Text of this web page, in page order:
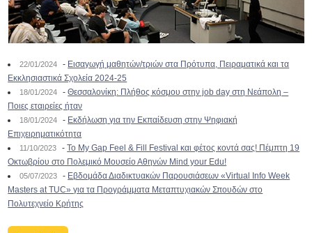
22/01/2024 - Εισαγωγή μαθητών/τριών στα Πρότυπα, Πειραματικά και τα
Εκκλησιαστικά Σχολεία 2024-25
18/01/2024 -Θεσσαλονίκη: Πλήθος κόσμου στην job day στη Νεάπολη –
Ποιες εταιρείες ήταν
18/01/2024 - Εκδήλωση για την Εκπαίδευση στην Ψηφιακή
Επιχειρηματικότητα
11/10/2023 -To My Gap Feel & Fill Festival και φέτος κοντά σας! Πέμπτη 19
Οκτωβρίου στο Πολεμικό Μουσείο Αθηνών Mind your Edu!
05/07/2023 - Εβδομάδα Διαδικτυακών Παρουσιάσεων «Virtual Info Week
Masters at TUC» για τα Προγράμματα Μεταπτυχιακών Σπουδών στο
Πολυτεχνείο Κρήτης